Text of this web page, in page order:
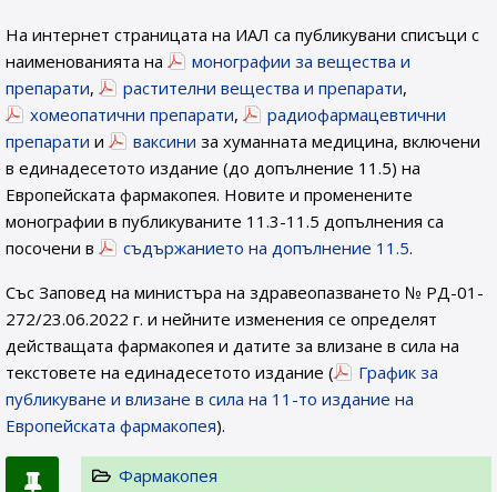
На интернет страницата на ИАЛ са публикувани списъци с
наименованията на
монографии за вещества и
препарати, растителни вещества и препарати,
хомеопатични препарати,
радиофармацевтични
препарати и ваксини за хуманната медицина, включени
в единадесетото издание (до допълнение 11.5) на
Европейската фармакопея. Новите и променените
монографии в публикуваните 11.3-11.5 допълнения са
посочени в
съдържанието на допълнение 11.5.
Със Заповед на министъра на здравеопазването № РД-01-
272/23.06.2022 г. и нейните изменения се определят
действащата фармакопея и датите за влизане в сила на
текстовете на единадесетото издание (
График за
публикуване и влизане в сила на 11-то издание на
Европейската фармакопея).
Фармакопея